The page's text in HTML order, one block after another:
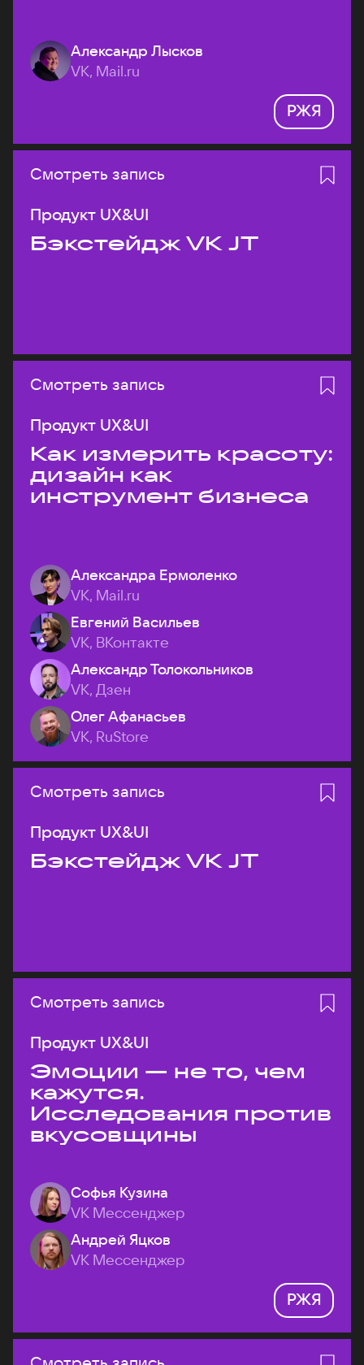
Александр Лысков
VK, Mail.ru
РЖЯ
Смотреть запись
Продукт UX&UI
Бэкстейдж VK JT
Смотреть запись
Продукт UX&UI
Как измерить красоту:
дизайн как
инструмент бизнеса
Александра Ермоленко
VK, Mail.ru
Евгений Васильев
VK, ВКонтакте
Александр Толокольников
VK, Дзен
Олег Афанасьев
VK, RuStore
Смотреть запись
Продукт UX&UI
Бэкстейдж VK JT
Смотреть запись
Продукт UX&UI
Эмоции — не то, чем
кажутся.
Исследования против
вкусовщины
Софья Кузина
VK Мессенджер
Андрей Яцков
VK Мессенджер
РЖЯ